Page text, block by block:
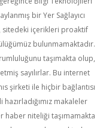
bir Yer Sağlayıcı
sitedeki içerikleri proaktif
bulunmamaktadır.
taşımakta olup,
sayılırlar. Bu internet
şirketi ile hiçbir bağlantısı
makaleler
haber niteliği taşımamakta